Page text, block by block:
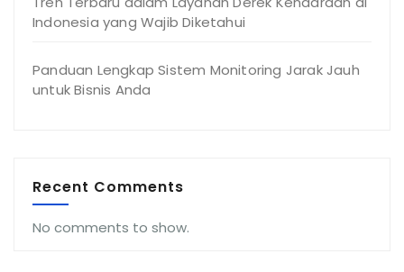
Indonesia yang Wajib Diketahui
Panduan Lengkap Sistem Monitoring Jarak Jauh
untuk Bisnis Anda
Recent Comments
No comments to show.